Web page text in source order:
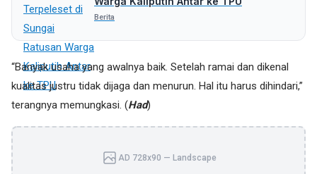
Berita
“Banyak usaha yang awalnya baik. Setelah ramai dan dikenal
kualitas justru tidak dijaga dan menurun. Hal itu harus dihindari,”
terangnya memungkasi. (Had)
AD 728x90 — Landscape